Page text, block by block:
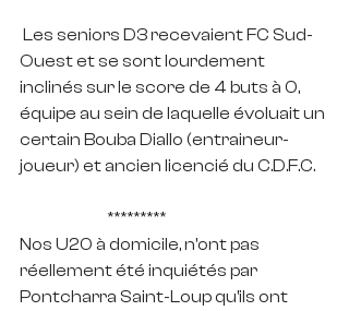
Ouest et se sont lourdement
inclinés sur le score de 4 buts à 0,
équipe au sein de laquelle évoluait un
certain Bouba Diallo (entraineur-
joueur) et ancien licencié du C.D.F.C.
		*********
Nos U20 à domicile, n'ont pas
réellement été inquiétés par
Pontcharra Saint-Loup qu'ils ont